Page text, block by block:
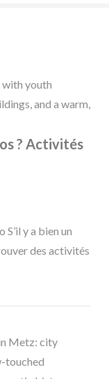
? Activités
y a bien un
des activités